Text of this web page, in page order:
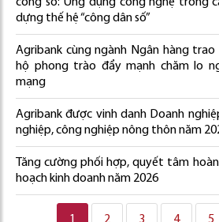
dựng thế hệ “công dân số”
Agribank cùng ngành Ngân hàng
hộ phong trào đẩy mạnh chăm lo
mạng
Agribank được vinh danh Doanh
nghiệp, công nghiệp nông thôn năm
Tăng cường phối hợp, quyết tâm
hoạch kinh doanh năm 2026